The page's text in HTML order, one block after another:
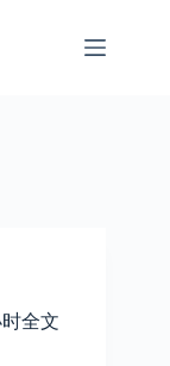
全文